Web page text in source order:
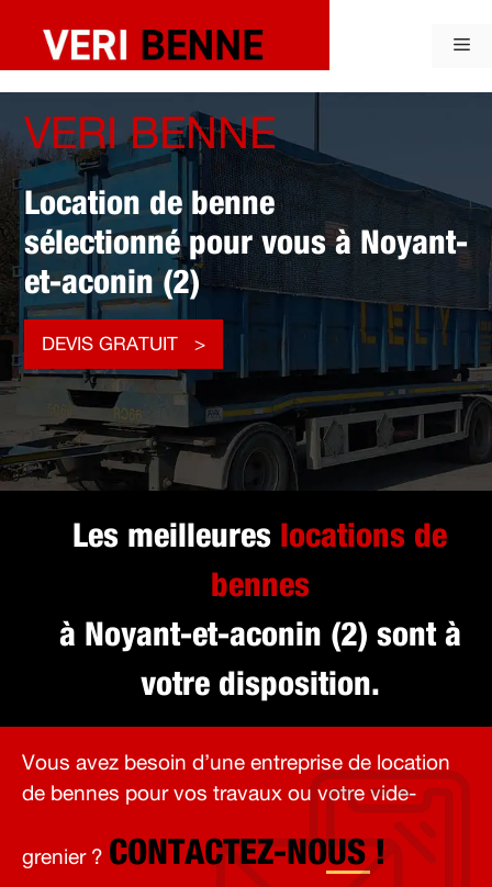
contenu
VERI BENNE
Location de benne
sélectionné pour vous à Noyant-
et-aconin (2)
DEVIS GRATUIT
Les meilleures locations de
bennes
à Noyant-et-aconin (2) sont à
votre disposition.
Vous avez besoin d’une entreprise de location
de bennes pour vos travaux ou votre vide-
grenier ? CONTACTEZ-NOUS !